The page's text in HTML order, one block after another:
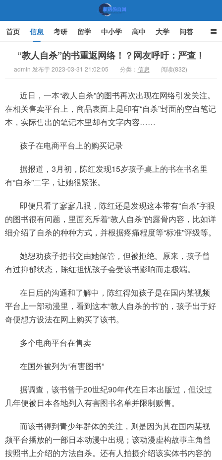
首页 信息 考研 留学 中小学 高中 大学 问答
文化 家庭教育
“教人自杀”的书重返网络！？网友呼吁：严查！
admin 发布于 2023-03-31 21:02:05 分类： 信息 阅读(832)
近日，一本“教人自杀”的图书再次出现在网络引发关注。
在相关售卖平台上，商品表面上是印有“自杀”封面的空白笔记
本，实际售出的笔记本里却有文字内容……
孩子在电商平台上的购买记录
据报道，3月初，陈红发现15岁孩子桌上的书在书名里
有“自杀”二字，让她很紧张。
即便只看了寥寥几眼，陈红还是发现这本带有“自杀”字眼
的图书很有问题，里面充斥着“教人自杀”的露骨内容，比如详
细介绍了自杀的种种方式，并根据疼痛程度等“标准”评级等。
她想劝孩子把书交由她保管，但被拒绝。原来，孩子曾
有过抑郁状态，陈红担忧孩子会受该书影响而走极端。
在日后的沟通和了解中，陈红得知孩子是在国内某视频
平台上一部动漫里，看到这本“教人自杀的书”的，孩子出于好
奇便想方设法在网上购买了该书。
多个电商平台在售卖
在国外被列为“有害图书”
据调查，该书曾于20世纪90年代在日本出版过，但没过
几年便被日本各地列入有害图书名单并限制贩售。
而该书得到青少年群体的关注，则是因为其在国内某视
频平台播放的一部日本动漫中出现；该动漫虚构故事主角曾
按照书上介绍的方法自杀。还有人拍摄介绍该实体书内容的